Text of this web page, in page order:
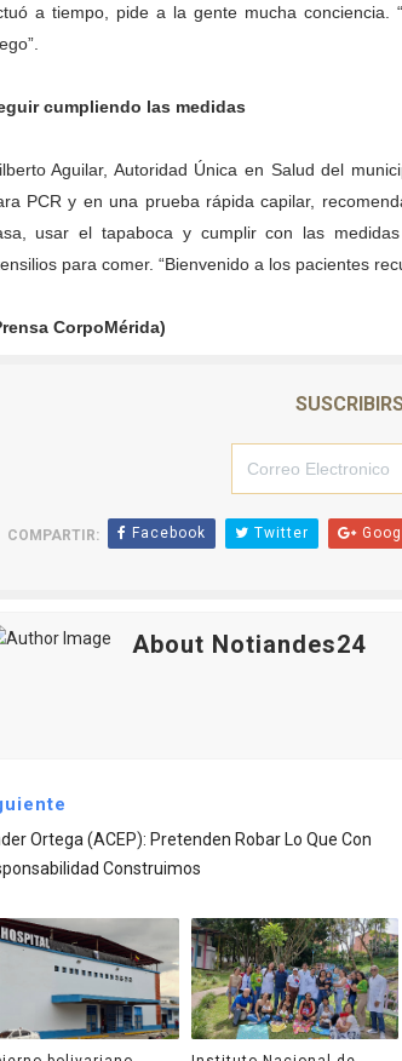
a tiempo, pide a la gente mucha conciencia.
cumpliendo las medidas
Aguilar, Autoridad Única en Salud del
PCR y en una prueba rápida capilar,
usar el tapaboca y cumplir con las
para comer. “Bienvenido a los pacientes
CorpoMérida)
COMPARTIR: Facebook Twitter
About Notiandes24
Ortega (ACEP): Pretenden Robar Lo Que Con
Construimos